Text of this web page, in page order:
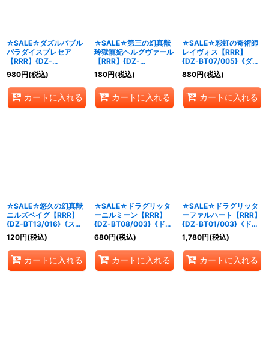
☆SALE☆ダズルバブル
パラダイスプレセア
【RRR】{DZ-
BT01/018}《リリカルモ
ナステリオ》
980円(税込)
カートに入れる
☆SALE☆第三の幻真獣
玲獄寵妃ヘルグヴァール
【RRR】{DZ-
BT10/009}《ブラント
ゲート》
180円(税込)
カートに入れる
☆SALE☆彩虹の奇術師
レイヴォス【RRR】
{DZ-BT07/005}《ダー
クステイツ》
880円(税込)
カートに入れる
☆SALE☆悠久の幻真獣
ニルズベイグ【RRR】
{DZ-BT13/016}《スト
イケイア》
120円(税込)
カートに入れる
☆SALE☆ドラグリッタ
ーニルミーン【RRR】
{DZ-BT08/003}《ドラ
ゴンエンパイア》
680円(税込)
カートに入れる
☆SALE☆ドラグリッタ
ーファルハート【RRR】
{DZ-BT01/003}《ドラ
ゴンエンパイア》
1,780円(税込)
カートに入れる